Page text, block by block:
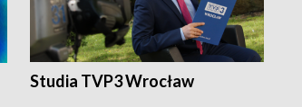
Studia TVP3 Wrocław